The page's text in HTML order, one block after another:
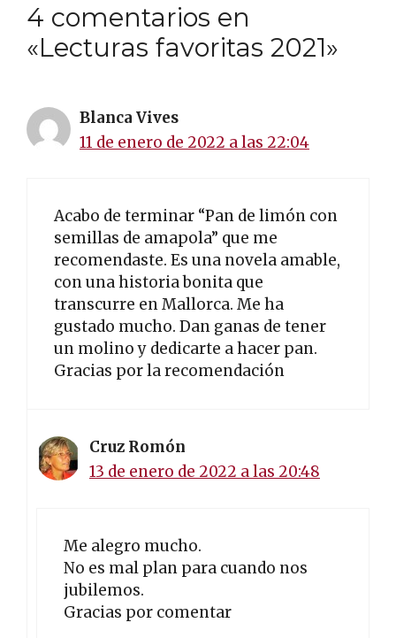
4 comentarios en
«Lecturas favoritas 2021»
Blanca Vives
11 de enero de 2022 a las 22:04
Acabo de terminar “Pan de limón con
semillas de amapola” que me
recomendaste. Es una novela amable,
con una historia bonita que
transcurre en Mallorca. Me ha
gustado mucho. Dan ganas de tener
un molino y dedicarte a hacer pan.
Gracias por la recomendación
Cruz Romón
13 de enero de 2022 a las 20:48
Me alegro mucho.
No es mal plan para cuando nos
jubilemos.
Gracias por comentar